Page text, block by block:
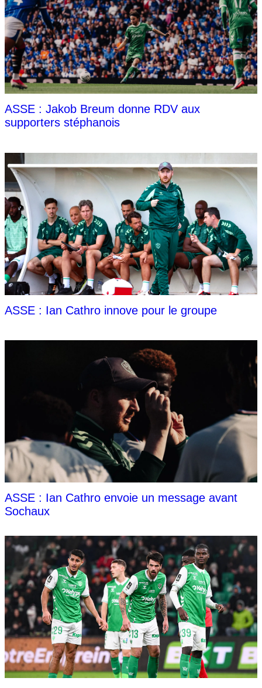
ASSE : Jakob Breum donne RDV aux
supporters stéphanois
ASSE : Ian Cathro innove pour le groupe
ASSE : Ian Cathro envoie un message avant
Sochaux